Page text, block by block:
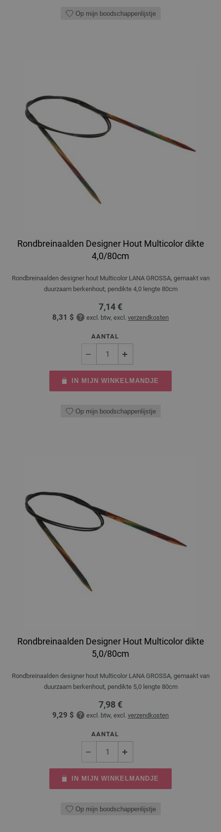
Op mijn boodschappenlijstje
Rondbreinaalden Designer Hout Multicolor dikte
4,0/80cm
Rondbreinaalden designer hout Multicolor LANA GROSSA, gemaakt van
duurzaam berkenhout, pendikte 4,0 lengte 80cm
7,14 €
8,31 $ excl. btw, excl. verzendkosten
AANTAL
IN MIJN WINKELMANDJE
Op mijn boodschappenlijstje
Rondbreinaalden Designer Hout Multicolor dikte
5,0/80cm
Rondbreinaalden designer hout Multicolor LANA GROSSA, gemaakt van
duurzaam berkenhout, pendikte 5,0 lengte 80cm
7,98 €
9,29 $ excl. btw, excl. verzendkosten
AANTAL
IN MIJN WINKELMANDJE
Op mijn boodschappenlijstje